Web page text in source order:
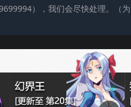
），我们会尽快处理。（